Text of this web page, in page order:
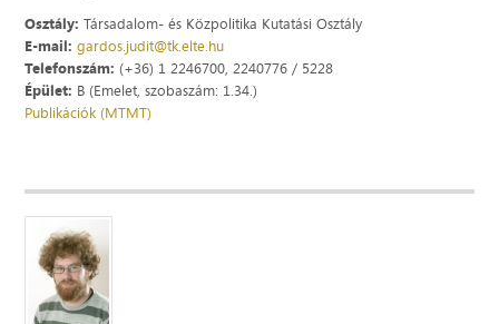
Osztály: Társadalom- és Közpolitika Kutatási Osztály
E-mail: gardos.judit@tk.elte.hu
Telefonszám: (+36) 1 2246700, 2240776 / 5228
Épület: B (Emelet, szobaszám: 1.34.)
Publikációk (MTMT)